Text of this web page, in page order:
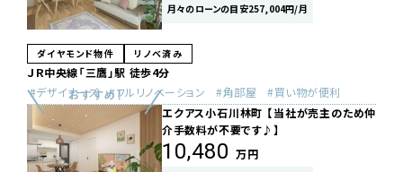
月々のローンの目安257,004円/月
ダイヤモンド物件 リノベ済み
ＪＲ中央線「三鷹」駅 徒歩4分
デザイナーズ
フルリノベーション 角部屋
買い物が便利
エクアス小石川林町 【当社が売主のため仲
介手数料が不要です♪】
10,480 万円